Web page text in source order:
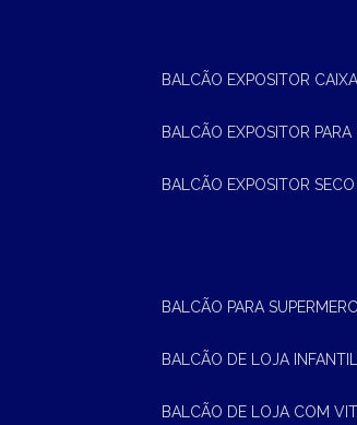
BALCÃO EXPOSITOR CAIXA
BALCÃO EXPOSITOR
BALCÃO EXPOSITOR SECO
BALCÃO PARA
BALCÃO DE LOJA INFANTIL
BALCÃO DE LOJA COM